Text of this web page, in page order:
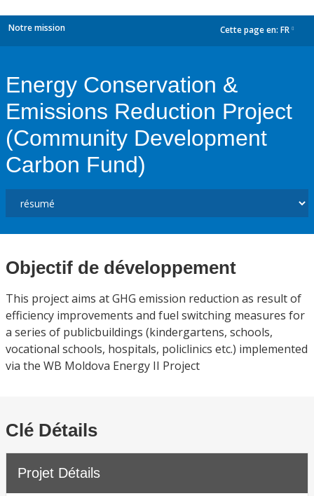
Notre mission Cette page en: FR
Energy Conservation &
Emissions Reduction Project
(Community Development
Carbon Fund)
Objectif de développement
This project aims at GHG emission reduction as result of
efficiency improvements and fuel switching measures for
a series of publicbuildings (kindergartens, schools,
vocational schools, hospitals, policlinics etc.) implemented
via the WB Moldova Energy II Project
Clé Détails
Projet Détails